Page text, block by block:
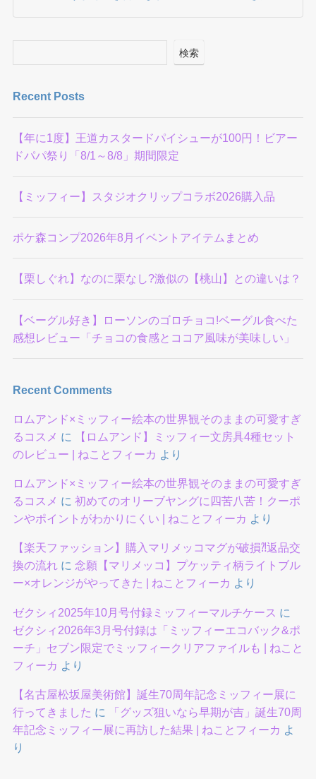
検索
Recent Posts
【年に1度】王道カスタードパイシューが100円！ビアー
ドパパ祭り「8/1～8/8」期間限定
【ミッフィー】スタジオクリップコラボ2026購入品
ポケ森コンプ2026年8月イベントアイテムまとめ
【栗しぐれ】なのに栗なし?激似の【桃山】との違いは？
【ベーグル好き】ローソンのゴロチョコ!ベーグル食べた
感想レビュー「チョコの食感とココア風味が美味しい」
Recent Comments
ロムアンド×ミッフィー絵本の世界観そのままの可愛すぎ
るコスメ に
【ロムアンド】ミッフィー文房具4種セット
のレビュー | ねことフィーカ より
ロムアンド×ミッフィー絵本の世界観そのままの可愛すぎ
るコスメ に 初めてのオリーブヤングに四苦八苦！クーポ
ンやポイントがわかりにくい | ねことフィーカ より
【楽天ファッション】購入マリメッコマグが破損⁈返品交
換の流れに 念願【マリメッコ】プケッティ柄ライトブル
ー×オレンジがやってきた | ねことフィーカ より
ゼクシィ2025年10月号付録ミッフィーマルチケース に
ゼクシィ2026年3月号付録は「ミッフィーエコバック&ポ
ーチ」セブン限定でミッフィークリアファイルも | ねこと
フィーカ より
【名古屋松坂屋美術館】誕生70周年記念ミッフィー展に
行ってきました に
「グッズ狙いなら早期が吉」誕生70周
年記念ミッフィー展に再訪した結果 | ねことフィーカ よ
り